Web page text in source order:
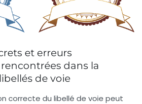
et erreurs
dans la
de voie
correcte du libellé de voie peut